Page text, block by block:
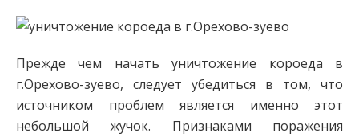
Прежде чем начать уничтожение короеда в
г.Орехово-зуево, следует убедиться в том, что
источником проблем является именно этот
небольшой жучок. Признаками поражения